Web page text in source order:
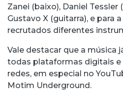
Zanei (baixo), Daniel Tessler
Gustavo X (guitarra), e para
recrutados diferentes
Vale destacar que a música
todas plataformas digitais e
redes, em especial no
Motim Underground.